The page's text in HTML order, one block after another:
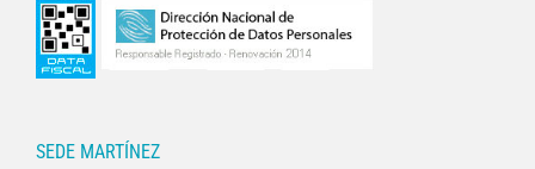
SEDE MARTÍNEZ